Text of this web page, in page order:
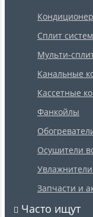
Сплит
Мульти-
Канальные
Кассетные
Фанкойлы
Осушители
Увлажнители
Запчасти и
Часто ищут